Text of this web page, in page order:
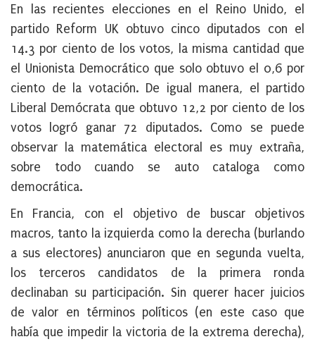
En las recientes elecciones en el Reino Unido, el
partido Reform UK obtuvo cinco diputados con el
14.3 por ciento de los votos, la misma cantidad que
el Unionista Democrático que solo obtuvo el 0,6 por
ciento de la votación. De igual manera, el partido
Liberal Demócrata que obtuvo 12,2 por ciento de los
votos logró ganar 72 diputados. Como se puede
observar la matemática electoral es muy extraña,
sobre todo cuando se auto cataloga como
democrática.
En Francia, con el objetivo de buscar objetivos
macros, tanto la izquierda como la derecha (burlando
a sus electores) anunciaron que en segunda vuelta,
los terceros candidatos de la primera ronda
declinaban su participación. Sin querer hacer juicios
de valor en términos políticos (en este caso que
había que impedir la victoria de la extrema derecha),